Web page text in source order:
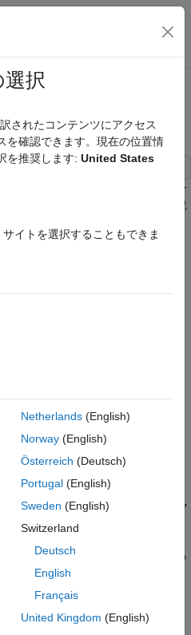
ビゲーション メ
計
タの定義、初期
ラメーターとして使用されるグロー
び宣言をエクスポートする方法を説
択します。プロパティ インスペク
ーの値をmyParam
アクション ボタン (3 つの縦向きの
、
[作成]を選択します。
定します。[作成]をクリックしま
択
されたコンテンツにアクセス
を確認できます。現在の位置情
を推奨します: United States
イトを選択することもできま
Netherlands(English)
Norway(English)
Österreich (Deutsch)
Portugal(English)
Sweden (English)
Switzerland
Deutsch
English
Français
United Kingdom (English)